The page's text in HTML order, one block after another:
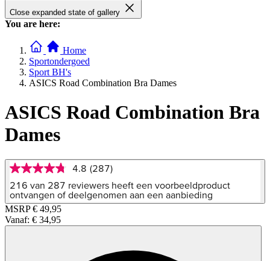
Close expanded state of gallery
You are here:
Home
Sportondergoed
Sport BH's
ASICS Road Combination Bra Dames
ASICS Road Combination Bra
Dames
4.8
van
5
sterren,
gemiddelde
scorewaarde.
4.8 (287)
216 van 287 reviewers heeft een voorbeeldproduct
ontvangen of deelgenomen aan een aanbieding
MSRP € 49,95
Vanaf: € 34,95